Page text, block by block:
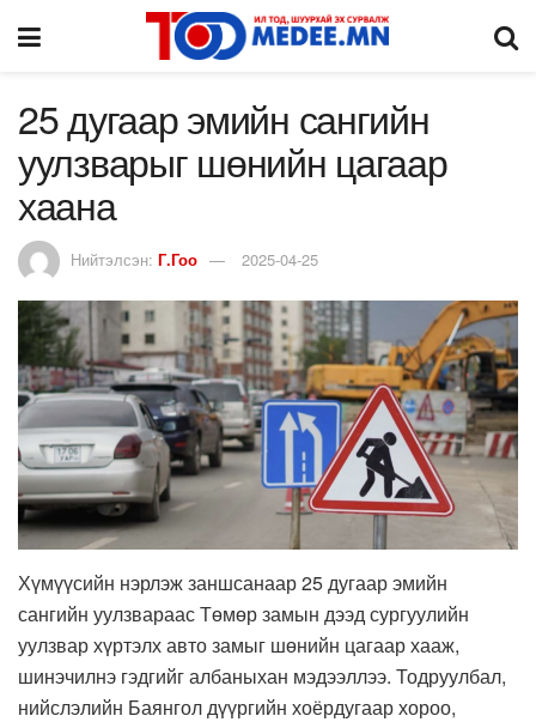
25 дугаар эмийн сангийн
уулзварыг шөнийн цагаар
хаана
Нийтэлсэн: Г.Гоо 2025-04-25
Хүмүүсийн нэрлэж заншсанаар 25 дугаар эмийн
сангийн уулзвараас Төмөр замын дээд сургуулийн
уулзвар хүртэлх авто замыг шөнийн цагаар хааж,
шинэчилнэ гэдгийг албаныхан мэдээллээ. Тодруулбал,
нийслэлийн Баянгол дүүргийн хоёрдугаар хороо,